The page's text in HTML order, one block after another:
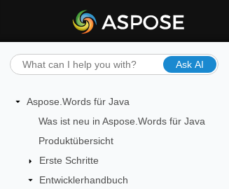
Ask AI
Aspose.Words für Java
Was ist neu in Aspose.Words für Java
Produktübersicht
Erste Schritte
Entwicklerhandbuch